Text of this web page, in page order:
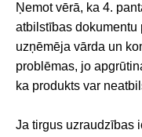
Ņemot vērā, ka 4.
atbilstības dokumentu
uzņēmēja vārda un
problēmas, jo
ka produkts var
Ja tirgus uzraudzības